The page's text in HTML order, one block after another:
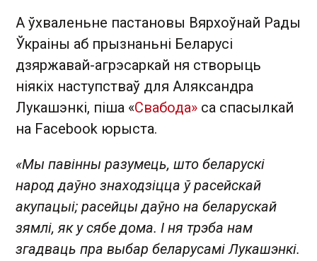
А ўхваленьне пастановы Вярхоўнай Рады
Ўкраіны аб прызнаньні Беларусі
дзяржавай-агрэсаркай ня створыць
ніякіх наступстваў для Аляксандра
Лукашэнкі, піша «Свабода» са спасылкай
на Facebook юрыста.
«Мы павінны разумець, што беларускі
народ даўно знаходзіцца ў расейскай
акупацыі; расейцы даўно на беларускай
зямлі, як у сябе дома. І ня трэба нам
згадваць пра выбар беларусамі Лукашэнкі.